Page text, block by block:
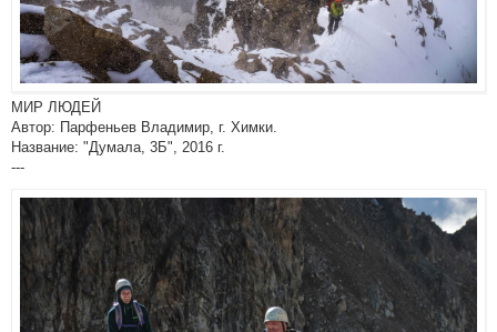
МИР ЛЮДЕЙ
Автор: Парфеньев Владимир, г. Химки.
Название: "Думала, 3Б", 2016 г.
---